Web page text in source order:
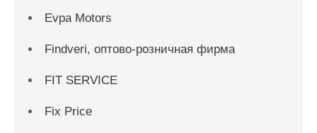
Evpa Motors
Findveri, оптово-розничная фирма
FIT SERVICE
Fix Price